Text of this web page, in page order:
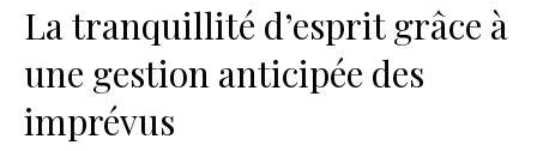
La tranquillité d’esprit grâce à
une gestion anticipée des
imprévus